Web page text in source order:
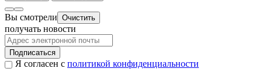
Вы смотрели Очистить
получать новости
Подписаться
Я согласен с политикой конфиденциальности